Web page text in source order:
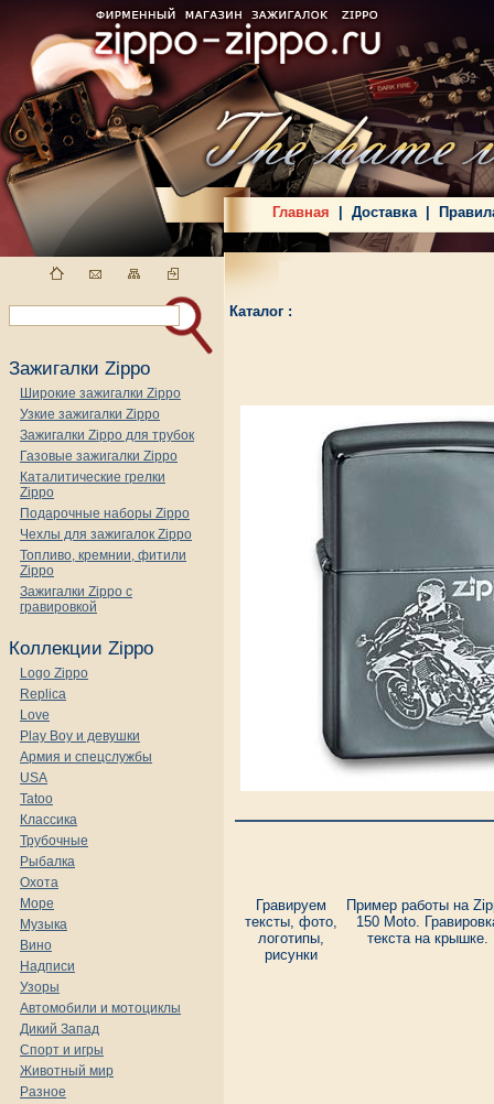
Главная Доставка
Зажигалки Zippo
Широкие зажигалки Zippo
Узкие зажигалки Zippo
Зажигалки Zippo для трубок
Газовые зажигалки Zippo
Каталитические грелки
Zippo
Подарочные наборы Zippo
Чехлы для зажигалок Zippo
Топливо, кремнии, фитили
Zippo
Зажигалки Zippo с
гравировкой
Коллекции Zippo
Logo Zippo
Replica
Love
Play Boy и девушки
Армия и спецслужбы
USA
Tatoo
Классика
Трубочные
Рыбалка
Охота
Море
Музыка
Вино
Надписи
Узоры
Автомобили и мотоциклы
Дикий Запад
Спорт и игры
Животный мир
Разное
Каталог :
Гравируем
тексты, фото,
логотипы,
рисунки
Пример работы на
150 Moto.
текста на крышке.